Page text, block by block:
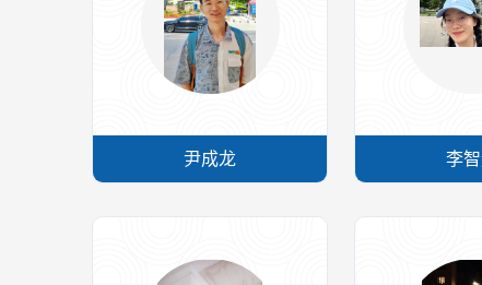
尹成龙 李